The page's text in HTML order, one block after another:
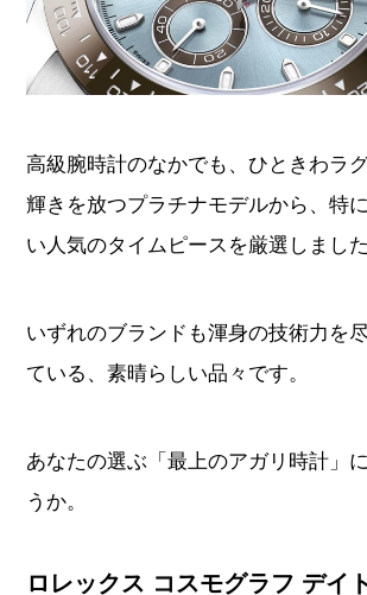
高級腕時計のなかでも、ひときわラ
輝きを放つプラチナモデルから、特
い人気のタイムピースを厳選しました
いずれのブランドも渾身の技術力を
ている、素晴らしい品々です。
あなたの選ぶ「最上のアガリ時計」
うか。
ロレックス コスモグラフ デイ